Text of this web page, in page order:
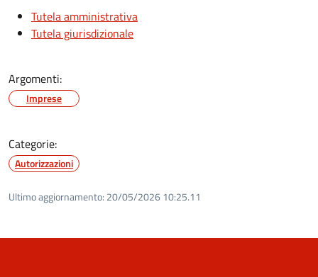
Tutela amministrativa
Tutela giurisdizionale
Argomenti:
Imprese
Categorie:
Autorizzazioni
Ultimo aggiornamento: 20/05/2026 10:25.11